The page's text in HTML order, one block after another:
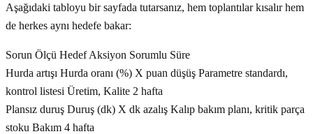
Aşağıdaki tabloyu bir sayfada tutarsanız, hem toplantılar kısalır hem
de herkes aynı hedefe bakar:
Sorun Ölçü Hedef Aksiyon Sorumlu Süre
Hurda artışı Hurda oranı (%) X puan düşüş Parametre standardı,
kontrol listesi Üretim, Kalite 2 hafta
Plansız duruş Duruş (dk) X dk azalış Kalıp bakım planı, kritik parça
stoku Bakım 4 hafta